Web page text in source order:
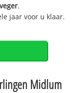
.
jaar voor u klaar.
Midlum